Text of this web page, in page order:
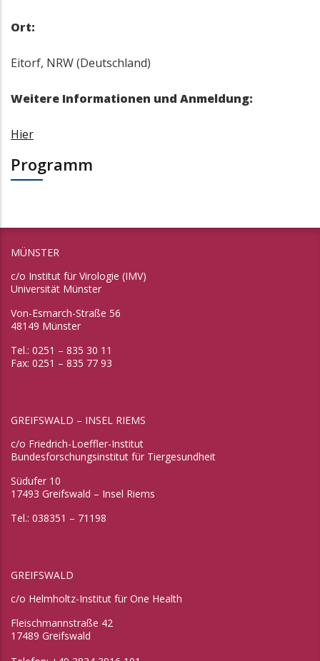
Ort:
Eitorf, NRW (Deutschland)
Weitere Informationen und Anmeldung:
Hier
Programm
MÜNSTER
c/o Institut für Virologie (IMV)
Universität Münster
Von-Esmarch-Straße 56
48149 Münster
Tel.: 0251 – 835 30 11
Fax: 0251 – 835 77 93
GREIFSWALD – INSEL RIEMS
c/o Friedrich-Loeffler-Institut
Bundesforschungsinstitut für Tiergesundheit
Südufer 10
17493 Greifswald – Insel Riems
Tel.: 038351 – 71198
GREIFSWALD
c/o Helmholtz-Institut für One Health
Fleischmannstraße 42
17489 Greifswald